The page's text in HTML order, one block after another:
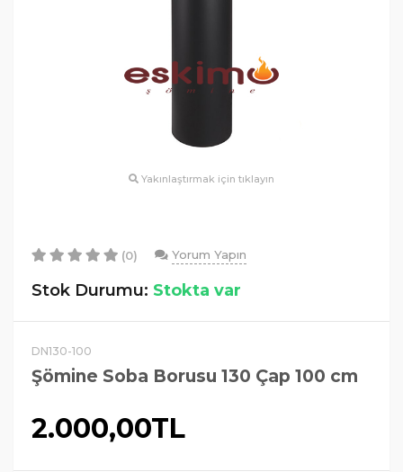
Yakınlaştırmak için tıklayın
(0) Yorum Yapın
Stok Durumu: Stokta var
DN130-100
Şömine Soba Borusu 130 Çap 100 cm
2.000,00TL